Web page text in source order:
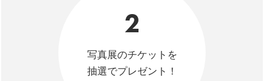
2
写真展のチケットを
抽選でプレゼント！